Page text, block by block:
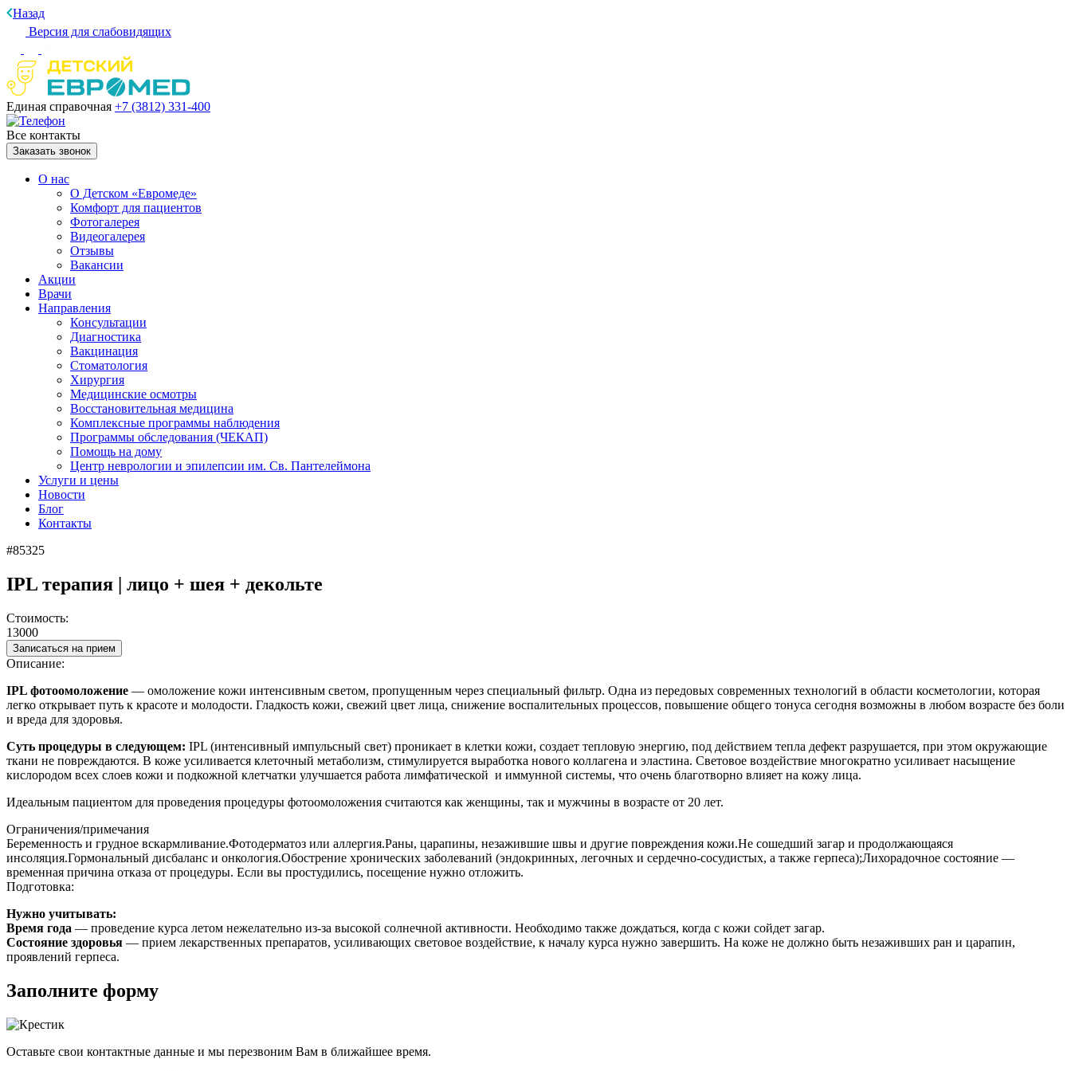
Назад
Версия для слабовидящих
Единая справочная +7 (3812) 331-400
Все контакты
Заказать звонок
О нас
О Детском «Евромеде»
Комфорт для пациентов
Фотогалерея
Видеогалерея
Отзывы
Вакансии
Акции
Врачи
Направления
Консультации
Диагностика
Вакцинация
Стоматология
Хирургия
Медицинские осмотры
Восстановительная медицина
Комплексные программы наблюдения
Программы обследования (ЧЕКАП)
Помощь на дому
Центр неврологии и эпилепсии им. Св. Пантелеймона
Услуги и цены
Новости
Блог
Контакты
#85325
IPL терапия | лицо + шея + декольте
Стоимость:
13000
Записаться на прием
Описание:
IPL фотоомоложение — омоложение кожи интенсивным светом, пропущенным через специальный фильтр. Одна из передовых современных технологий в области косметологии, которая
легко открывает путь к красоте и молодости. Гладкость кожи, свежий цвет лица, снижение воспалительных процессов, повышение общего тонуса сегодня возможны в любом возрасте без боли
и вреда для здоровья.
Суть процедуры в следующем: IPL (интенсивный импульсный свет) проникает в клетки кожи, создает тепловую энергию, под действием тепла дефект разрушается, при этом окружающие
ткани не повреждаются. В коже усиливается клеточный метаболизм, стимулируется выработка нового коллагена и эластина. Световое воздействие многократно усиливает насыщение
кислородом всех слоев кожи и подкожной клетчатки улучшается работа лимфатической и иммунной системы, что очень благотворно влияет на кожу лица.
Идеальным пациентом для проведения процедуры фотоомоложения считаются как женщины, так и мужчины в возрасте от 20 лет.
Ограничения/примечания
Беременность и грудное вскармливание.Фотодерматоз или аллергия.Раны, царапины, незажившие швы и другие повреждения кожи.Не сошедший загар и продолжающаяся
инсоляция.Гормональный дисбаланс и онкология.Обострение хронических заболеваний (эндокринных, легочных и сердечно-сосудистых, а также герпеса);Лихорадочное состояние —
временная причина отказа от процедуры. Если вы простудились, посещение нужно отложить.
Подготовка:
Нужно учитывать:
Время года — проведение курса летом нежелательно из-за высокой солнечной активности. Необходимо также дождаться, когда с кожи сойдет загар.
Состояние здоровья — прием лекарственных препаратов, усиливающих световое воздействие, к началу курса нужно завершить. На коже не должно быть незаживших ран и царапин,
проявлений герпеса.
Заполните форму
Оставьте свои контактные данные и мы перезвоним Вам в ближайшее время.